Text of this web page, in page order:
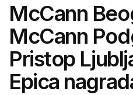
McCann
McCann
Pristop
Epica